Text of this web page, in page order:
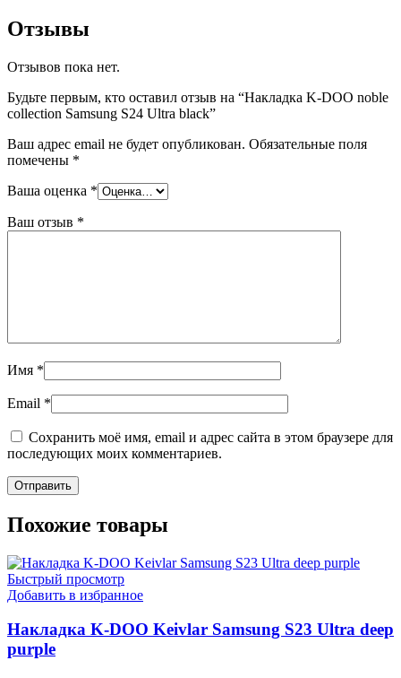
Отзывы
Отзывов пока нет.
Будьте первым, кто оставил отзыв на “Накладка K-DOO noble
collection Samsung S24 Ultra black”
Ваш адрес email не будет опубликован. Обязательные поля
помечены *
Ваша оценка *
Ваш отзыв *
Имя *
Email *
Сохранить моё имя, email и адрес сайта в этом браузере для
последующих моих комментариев.
Похожие товары
Быстрый просмотр
Добавить в избранное
Накладка K-DOO Keivlar Samsung S23 Ultra deep
purple